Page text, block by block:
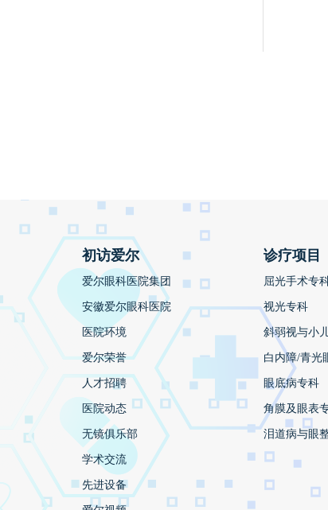
初访爱尔
爱尔眼科医院集团
安徽爱尔眼科医院
医院环境
爱尔荣誉
人才招聘
医院动态
无镜俱乐部
学术交流
先进设备
诊疗项目
屈光手术专
视光专科
斜弱视与小
白内障/青光
眼底病专科
角膜及眼表
泪道病与眼